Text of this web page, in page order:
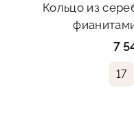
Кольцо из
7
17